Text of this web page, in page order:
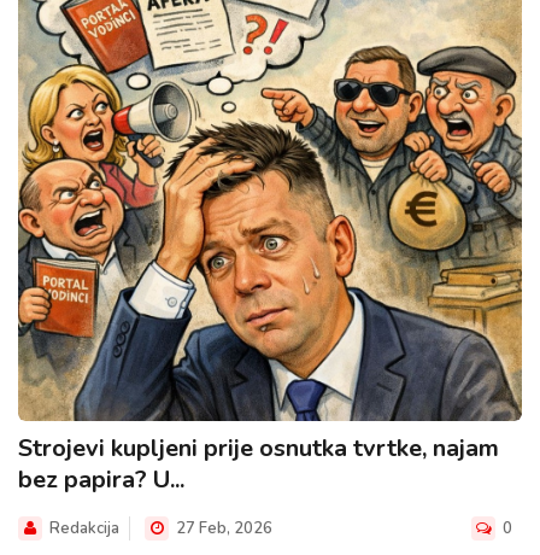
Strojevi kupljeni prije osnutka tvrtke, najam
bez papira? U...
Redakcija 27 Feb, 2026 0